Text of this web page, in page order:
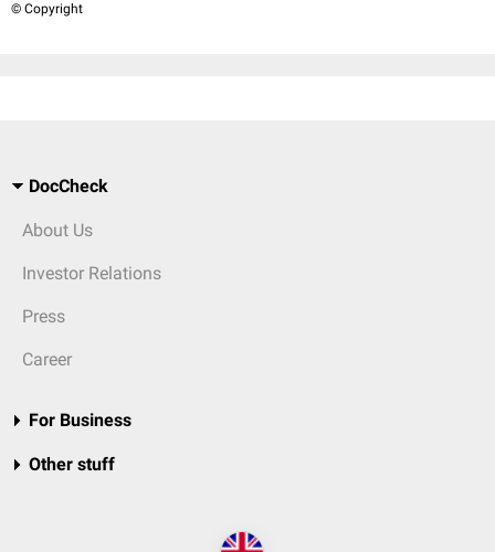
© Copyright
DocCheck
About Us
Investor Relations
Press
Career
For Business
Other stuff